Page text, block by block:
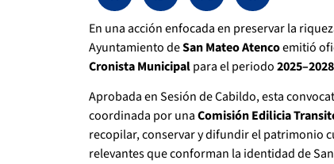
En una acción enfocada en preservar la
Ayuntamiento deSan Mateo Atencoemitió
Cronista Municipalpara el periodo2025–2028
Aprobada en Sesión de Cabildo, esta
coordinada por unaComisión Edilicia
recopilar, conservar y difundir el patrimonio
relevantes que conforman la identidad de